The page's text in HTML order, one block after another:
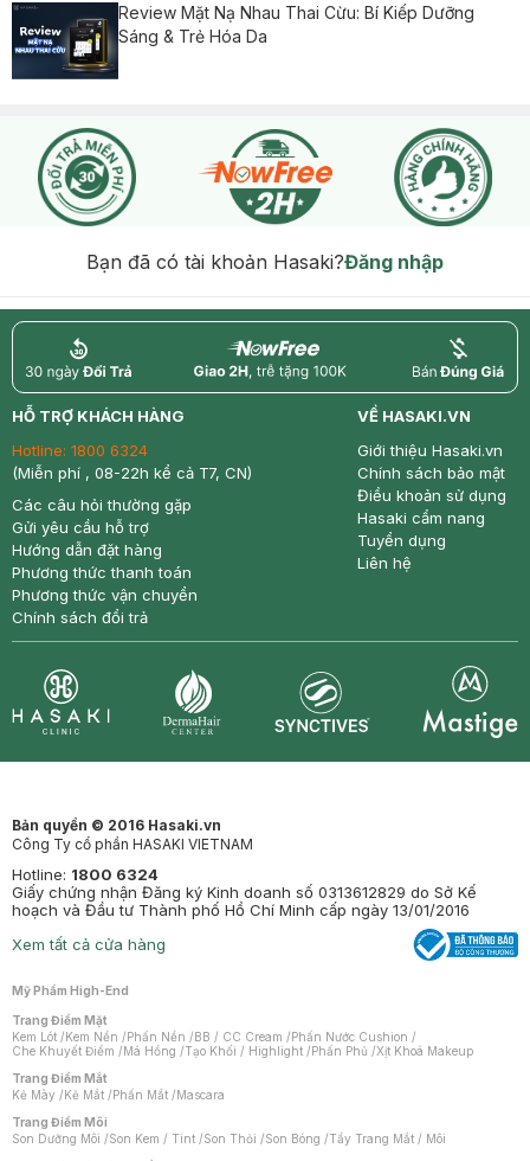
Review Mặt Nạ Nhau Thai Cừu: Bí Kiếp Dưỡng
Sáng & Trẻ Hóa Da
Bạn đã có tài khoản Hasaki?Đăng nhập
return nowfree price
HỖ TRỢ KHÁCH HÀNG
Hotline: 1800 6324
(Miễn phí , 08-22h kể cả T7, CN)
Các câu hỏi thường gặp
Gửi yêu cầu hỗ trợ
Hướng dẫn đặt hàng
Phương thức thanh toán
Phương thức vận chuyển
Chính sách đổi trả
VỀ HASAKI.VN
Giới thiệu Hasaki.vn
Chính sách bảo mật
Điều khoản sử dụng
Hasaki cẩm nang
Tuyển dụng
Liên hệ
Bản quyền © 2016 Hasaki.vn
Công Ty cổ phần HASAKI VIETNAM
Hotline: 1800 6324
Giấy chứng nhận Đăng ký Kinh doanh số 0313612829 do Sở Kế
hoạch và Đầu tư Thành phố Hồ Chí Minh cấp ngày 13/01/2016
Xem tất cả cửa hàng
Mỹ Phẩm High-End
Trang Điểm Mặt
Kem Lót / Kem Nền / Phấn Nền / BB / CC Cream / Phấn Nước Cushion /
Che Khuyết Điểm / Má Hồng /Tạo Khối / Highlight / Phấn Phủ /Xịt Khoá Makeup
Trang Điểm Mắt
Kẻ Mày / Kẻ Mắt / Phấn Mắt / Mascara
Trang Điểm Môi
Son Dưỡng Môi /Son Kem / Tint /Son Thỏi /Son Bóng /Tẩy Trang Mắt / Môi